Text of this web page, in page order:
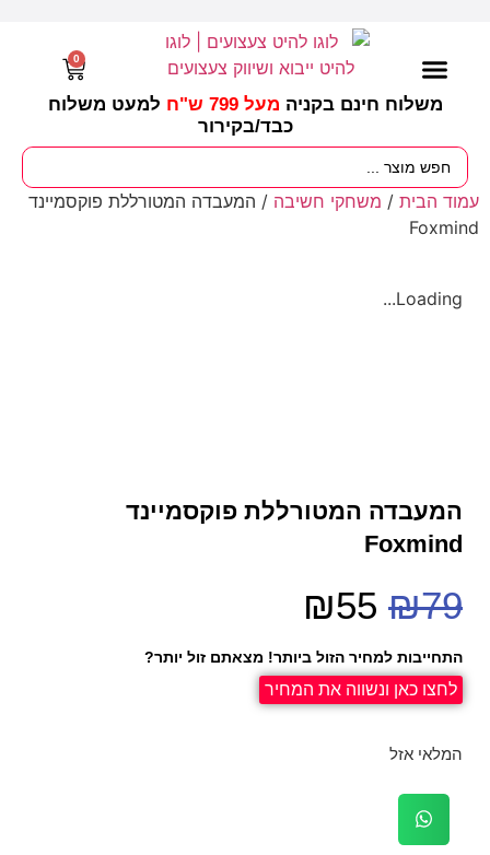
משלוח חינם בקניה מעל 799 ש"ח
למעט משלוח
כבד/בקירור
0
עמוד הבית / משחקי חשיבה / המעבדה המטורללת פוקסמיינד
Foxmind
Loading...
המעבדה המטורללת פוקסמיינד
Foxmind
₪79
₪55
התחייבות למחיר הזול ביותר! מצאתם זול יותר?
לחצו כאן ונשווה את המחיר
המלאי אזל